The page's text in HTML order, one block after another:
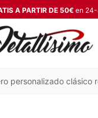
A PARTIR DE 50€ en
personalizado clásico